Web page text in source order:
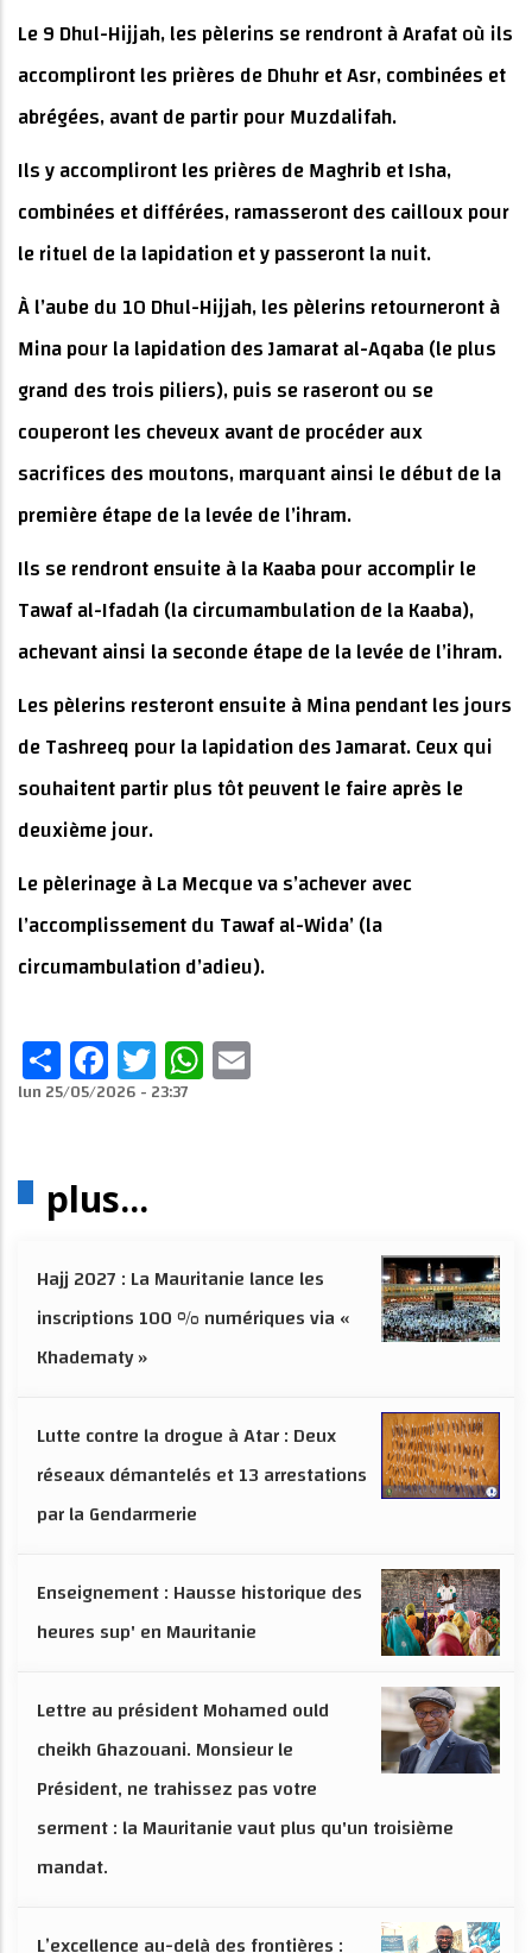
Le 9 Dhul-Hijjah, les pèlerins se rendront à Arafat où ils
accompliront les prières de Dhuhr et Asr, combinées et
abrégées, avant de partir pour Muzdalifah.
Ils y accompliront les prières de Maghrib et Isha,
combinées et différées, ramasseront des cailloux pour
le rituel de la lapidation et y passeront la nuit.
À l’aube du 10 Dhul-Hijjah, les pèlerins retourneront à
Mina pour la lapidation des Jamarat al-Aqaba (le plus
grand des trois piliers), puis se raseront ou se
couperont les cheveux avant de procéder aux
sacrifices des moutons, marquant ainsi le début de la
première étape de la levée de l’ihram.
Ils se rendront ensuite à la Kaaba pour accomplir le
Tawaf al-Ifadah (la circumambulation de la Kaaba),
achevant ainsi la seconde étape de la levée de l’ihram.
Les pèlerins resteront ensuite à Mina pendant les jours
de Tashreeq pour la lapidation des Jamarat. Ceux qui
souhaitent partir plus tôt peuvent le faire après le
deuxième jour.
Le pèlerinage à La Mecque va s’achever avec
l’accomplissement du Tawaf al-Wida’ (la
circumambulation d’adieu).
ShareFacebook
TwitterWhatsApp
lun 25/05/2026 - 23:37
plus...
Hajj 2027 : La Mauritanie lance les
inscriptions 100 % numériques via «
Khadematy »
Lutte contre la drogue à Atar : Deux
réseaux démantelés et 13 arrestations
par la Gendarmerie
Enseignement : Hausse historique des
heures sup' en Mauritanie
Lettre au président Mohamed ould
cheikh Ghazouani. Monsieur le
Président, ne trahissez pas votre
serment : la Mauritanie vaut plus qu'un troisième
mandat.
L’excellence au-delà des frontières :